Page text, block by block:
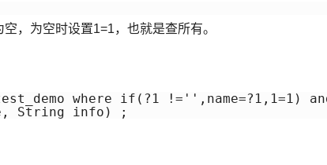
，为空时设置1=1，也就是查所有。
where if(?1